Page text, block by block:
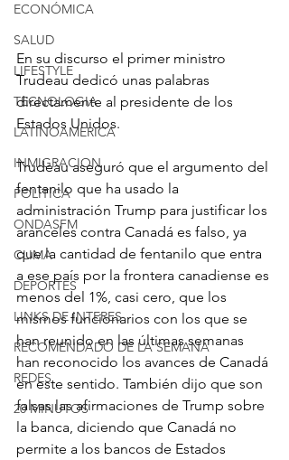
ECONÓMICA
SALUD
LIFESTYLE
TECNOLOGIA
LATINOAMERICA
INMIGRACION
POLÍTICA
ONDASFM
CLIMA
DEPORTES
LINKS DE INTERES
RECOMENDADO DE LA SEMANA
REDES
20 MINUTOS
En su discurso el primer ministro
Trudeau dedicó unas palabras
directamente al presidente de los
Estados Unidos.
Trudeau aseguró que el argumento del
fentanilo que ha usado la
administración Trump para justificar los
aranceles contra Canadá es falso, ya
que la cantidad de fentanilo que entra
a ese país por la frontera canadiense es
menos del 1%, casi cero, que los
mismos funcionarios con los que se
han reunido en las últimas semanas
han reconocido los avances de Canadá
en este sentido. También dijo que son
falsas las afirmaciones de Trump sobre
la banca, diciendo que Canadá no
permite a los bancos de Estados